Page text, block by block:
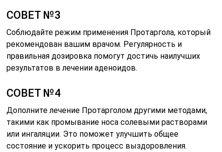
СОВЕТ №3
Соблюдайте режим применения Протаргола, который
рекомендован вашим врачом. Регулярность и
правильная дозировка помогут достичь наилучших
результатов в лечении аденоидов.
СОВЕТ №4
Дополните лечение Протарголом другими методами,
такими как промывание носа солевыми растворами
или ингаляции. Это поможет улучшить общее
состояние и ускорить процесс выздоровления.